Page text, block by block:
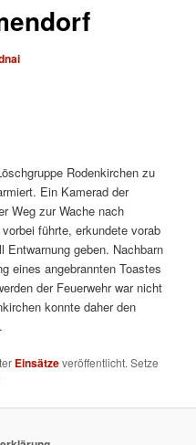
Rodenkirchen zu
Ein Kamerad der
Weg zur Wache nach
führte, erkundete vorab
geben. Nachbarn
eines angebrannten Toastes
der Feuerwehr war nicht
konnte daher den
Einsätzeveröffentlicht. Setze